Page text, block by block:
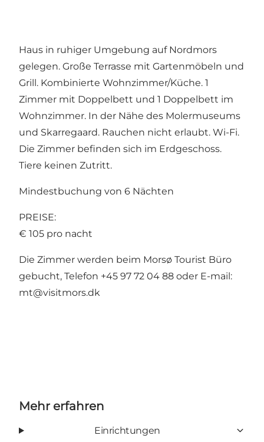
Haus in ruhiger Umgebung auf Nordmors
gelegen. Große Terrasse mit Gartenmöbeln und
Grill. Kombinierte Wohnzimmer/Küche. 1
Zimmer mit Doppelbett und 1 Doppelbett im
Wohnzimmer. In der Nähe des Molermuseums
und Skarregaard. Rauchen nicht erlaubt. Wi-Fi.
Die Zimmer befinden sich im Erdgeschoss.
Tiere keinen Zutritt.
Mindestbuchung von 6 Nächten
PREISE:
€ 105 pro nacht
Die Zimmer werden beim Morsø Tourist Büro
gebucht, Telefon +45 97 72 04 88 oder E-mail:
mt@visitmors.dk
Mehr erfahren
Einrichtungen